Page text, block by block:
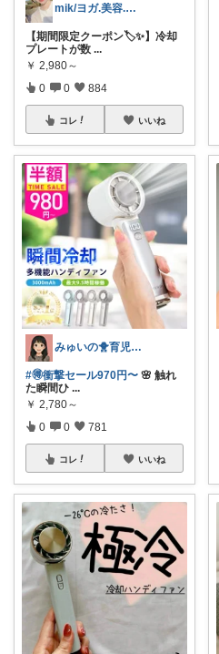
mik/ヨガ.美容.ファッション𓂃.✿
【期間限定クーポン🏷️✨】冷却
プレートが数 ...
￥ 2,980～
0 0 884
コレ いいね
みゅいの🐥育児×時短×コスパ☀️朝コレ
#🉐衝撃セール970円〜 🌸 触れ
た瞬間ひ ...
￥ 2,780～
0 0 781
コレ いいね